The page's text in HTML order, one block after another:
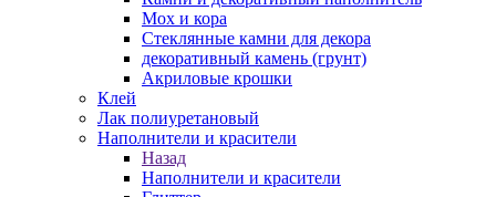
Мох и кора
Стеклянные камни для декора
декоративный камень (грунт)
Акриловые крошки
Клей
Лак полиуретановый
Наполнители и красители
Назад
Наполнители и красители